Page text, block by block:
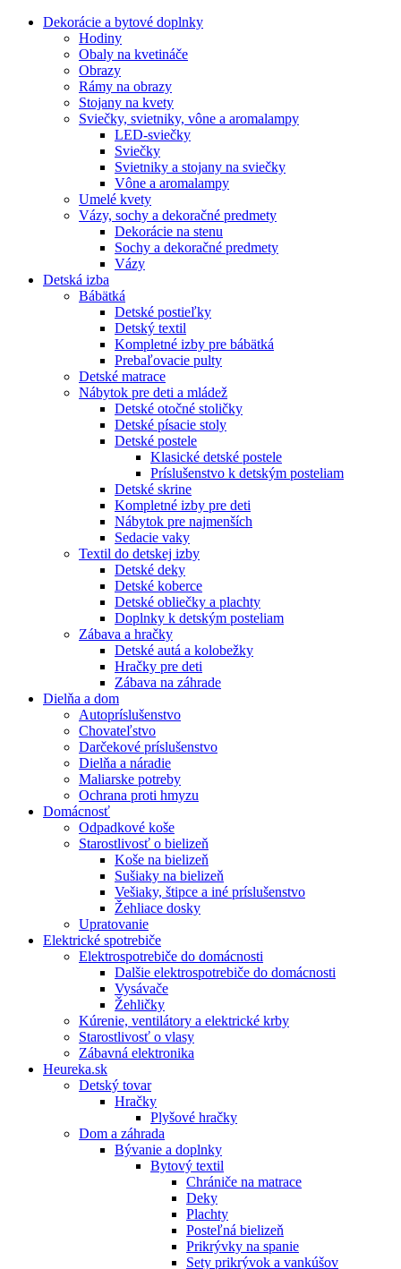
Dekorácie a bytové doplnky
Hodiny
Obaly na kvetináče
Obrazy
Rámy na obrazy
Stojany na kvety
Sviečky, svietniky, vône a aromalampy
LED-sviečky
Sviečky
Svietniky a stojany na sviečky
Vône a aromalampy
Umelé kvety
Vázy, sochy a dekoračné predmety
Dekorácie na stenu
Sochy a dekoračné predmety
Vázy
Detská izba
Bábätká
Detské postieľky
Detský textil
Kompletné izby pre bábätká
Prebaľovacie pulty
Detské matrace
Nábytok pre deti a mládež
Detské otočné stoličky
Detské písacie stoly
Detské postele
Klasické detské postele
Príslušenstvo k detským posteliam
Detské skrine
Kompletné izby pre deti
Nábytok pre najmenších
Sedacie vaky
Textil do detskej izby
Detské deky
Detské koberce
Detské obliečky a plachty
Doplnky k detským posteliam
Zábava a hračky
Detské autá a kolobežky
Hračky pre deti
Zábava na záhrade
Dielňa a dom
Autopríslušenstvo
Chovateľstvo
Darčekové príslušenstvo
Dielňa a náradie
Maliarske potreby
Ochrana proti hmyzu
Domácnosť
Odpadkové koše
Starostlivosť o bielizeň
Koše na bielizeň
Sušiaky na bielizeň
Vešiaky, štipce a iné príslušenstvo
Žehliace dosky
Upratovanie
Elektrické spotrebiče
Elektrospotrebiče do domácnosti
Dalšie elektrospotrebiče do domácnosti
Vysávače
Žehličky
Kúrenie, ventilátory a elektrické krby
Starostlivosť o vlasy
Zábavná elektronika
Heureka.sk
Detský tovar
Hračky
Plyšové hračky
Dom a záhrada
Bývanie a doplnky
Bytový textil
Chrániče na matrace
Deky
Plachty
Posteľná bielizeň
Prikrývky na spanie
Sety prikrývok a vankúšov